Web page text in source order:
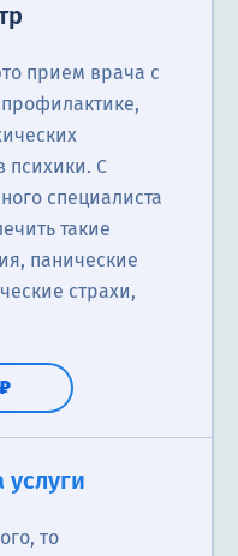
прием врача с
психики. С
специалиста
такие
панические
страхи,
услуги
то